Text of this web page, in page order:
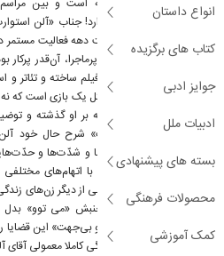
انواع داستان
کتاب های برگزیده
جوایز ادبی
ادبیات ملل
بسته های پیشنهادی
محصولات فرهنگی
کمک آموزشی
ترومپت‌نوازی ارجحیت دارد! جناب «آلن
خودمان، در قریب به هفت دهه فعالیت مستمر
زندگی معمولی نه‌چندان پرماجرا، آن‌قدر
فیلم‌نامه نوشته و آن‌قدر فیلم ساخته و تئاتر
ماجراجویی‌، زندگی‌اش مثل یک بازی است
به همین دلیل مرور آن‌چه بر او گذشته و
کتاب «بیخود و بی‌جهت» شرح حال خود
ریزبینی‌ها و نکته‌سنجی‌ها و شدّت‌ها و
وودی آلن که سال‌هاست با اتهام‌های
روبرو شده و در مقابل بعضی از دیگر زن‌های
نمونه‌های جالب بساط جنبش «می‌ توو»
مشخص نیست! «بیخود و بی‌جهت» این قضایا
ماجراهای تمام‌نشدنی زندگی کاملا معمولی